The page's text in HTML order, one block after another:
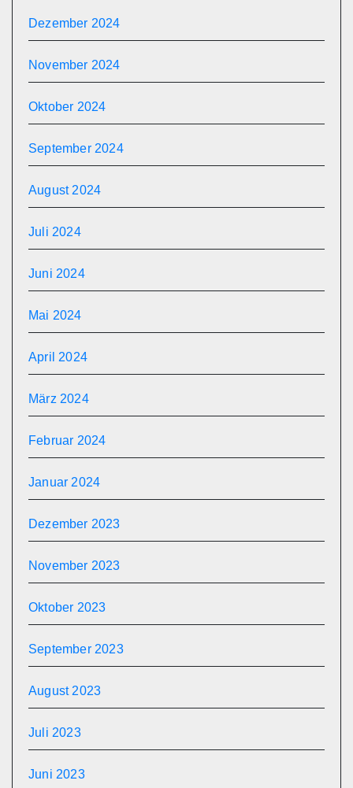
Dezember 2024
November 2024
Oktober 2024
September 2024
August 2024
Juli 2024
Juni 2024
Mai 2024
April 2024
März 2024
Februar 2024
Januar 2024
Dezember 2023
November 2023
Oktober 2023
September 2023
August 2023
Juli 2023
Juni 2023